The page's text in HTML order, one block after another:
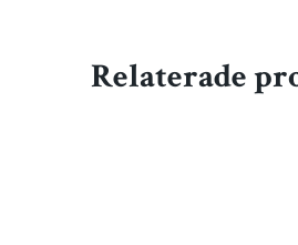
Relaterade